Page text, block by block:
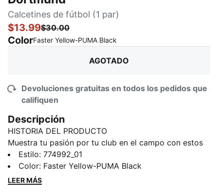
Calcetines de fútbol (1 par)
$13.99$30.00
ColorFaster Yellow-PUMA Black
AGOTADO
Devoluciones gratuitas en todos los pedidos que
califiquen
Descripción
HISTORIA DEL PRODUCTO
Muestra tu pasión por tu club en el campo con estos
calcetines de fútbol oficiales del BVB. Su ajuste
regular, hasta la rodilla, te mantiene cómodo para que
puedas concentrarte en tu juego. La victoria espera.
Estilo: 774992_01
Color: Faster Yellow-PUMA Black
LEER MÁS